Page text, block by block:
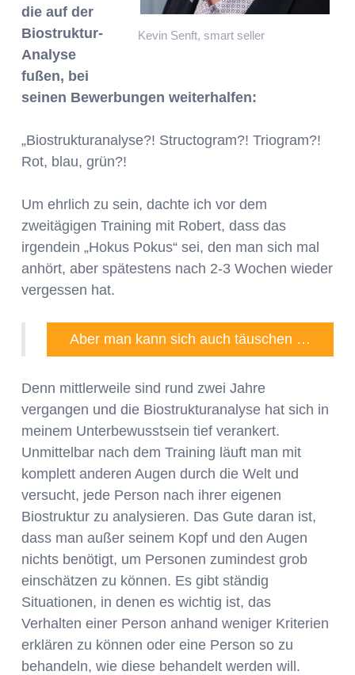
Kevin Senft, smart seller
die auf der
Biostruktur-
Analyse
fußen, bei
seinen Bewerbungen weiterhalfen:
„Biostrukturanalyse?! Structogram?! Triogram?!
Rot, blau, grün?!
Um ehrlich zu sein, dachte ich vor dem
zweitägigen Training mit Robert, dass das
irgendein „Hokus Pokus“ sei, den man sich mal
anhört, aber spätestens nach 2-3 Wochen wieder
vergessen hat.
Aber man kann sich auch täuschen …
Denn mittlerweile sind rund zwei Jahre
vergangen und die Biostrukturanalyse hat sich in
meinem Unterbewusstsein tief verankert.
Unmittelbar nach dem Training läuft man mit
komplett anderen Augen durch die Welt und
versucht, jede Person nach ihrer eigenen
Biostruktur zu analysieren. Das Gute daran ist,
dass man außer seinem Kopf und den Augen
nichts benötigt, um Personen zumindest grob
einschätzen zu können. Es gibt ständig
Situationen, in denen es wichtig ist, das
Verhalten einer Person anhand weniger Kriterien
erklären zu können oder eine Person so zu
behandeln, wie diese behandelt werden will.